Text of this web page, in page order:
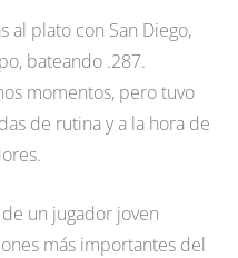
al plato con San Diego,
bateando .287.
momentos, pero tuvo
de rutina y a la hora de
un jugador joven
más importantes del